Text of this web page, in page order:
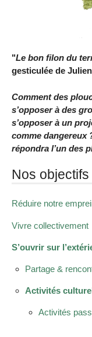
"Le bon filon du
gesticulée de
Comment des
s’opposer à des
s’opposer à un
comme dangereux
répondra l’un des
Nos objectifs
Réduire notre
Vivre collectivement
S’ouvrir sur
Partage &
Activités
Activités